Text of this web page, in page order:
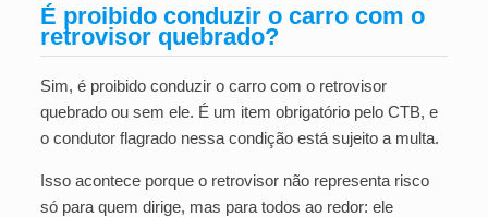
É proibido conduzir o carro com o
retrovisor quebrado?
Sim, é proibido conduzir o carro com o retrovisor
quebrado ou sem ele. É um item obrigatório pelo CTB, e
o condutor flagrado nessa condição está sujeito a multa.
Isso acontece porque o retrovisor não representa risco
só para quem dirige, mas para todos ao redor: ele